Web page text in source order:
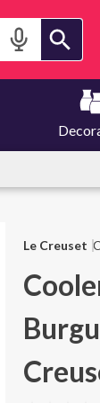
Le Creuset